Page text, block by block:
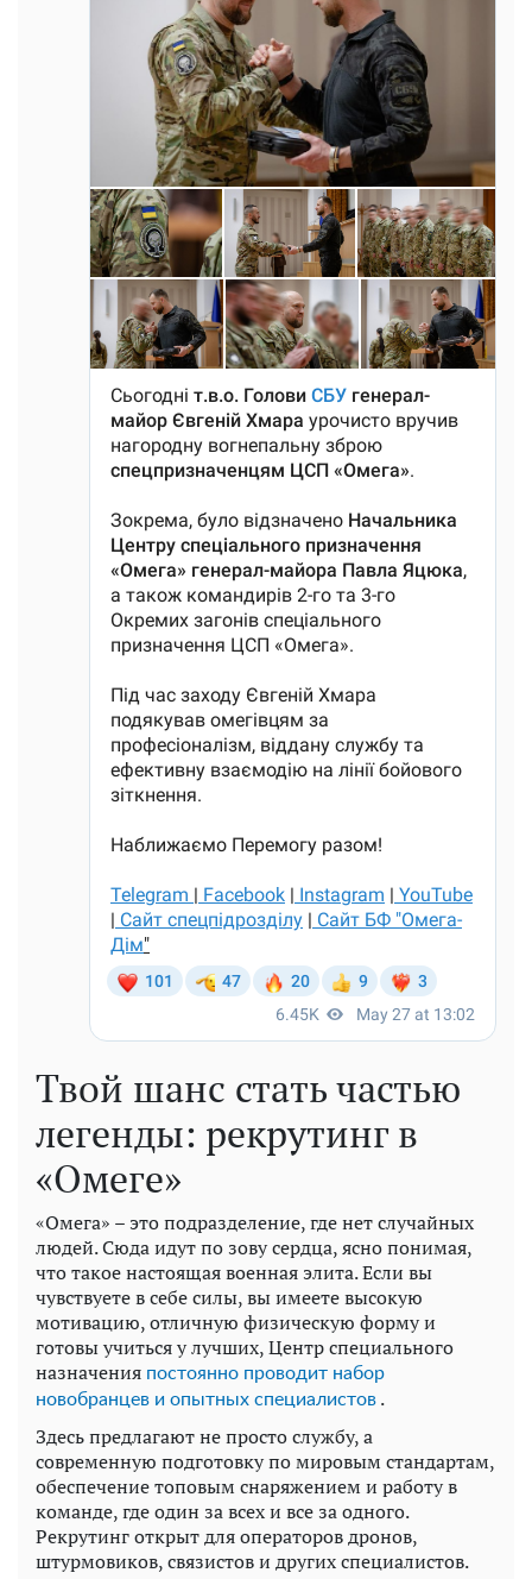
Твой шанс стать частью
легенды: рекрутинг в
«Омеге»
«Омега» – это подразделение, где нет случайных
людей. Сюда идут по зову сердца, ясно понимая,
что такое настоящая военная элита. Если вы
чувствуете в себе силы, вы имеете высокую
мотивацию, отличную физическую форму и
готовы учиться у лучших, Центр специального
назначения постоянно проводит набор
новобранцев и опытных специалистов .
Здесь предлагают не просто службу, а
современную подготовку по мировым стандартам,
обеспечение топовым снаряжением и работу в
команде, где один за всех и все за одного.
Рекрутинг открыт для операторов дронов,
штурмовиков, связистов и других специалистов.